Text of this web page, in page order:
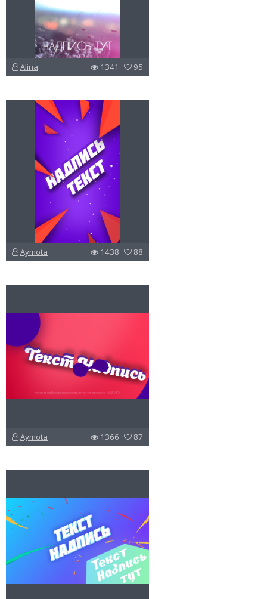
u Alina v 1341 l 95
u Aymota v 1438 l 88
u Aymota v 1366 l 87